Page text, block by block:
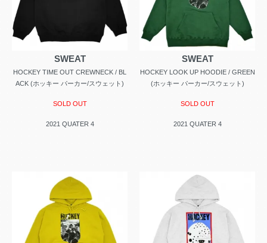
SWEAT
HOCKEY TIME OUT CREWNECK / BL
ACK (ホッキー パーカー/スウェット)
SOLD OUT
2021 QUATER 4
SWEAT
HOCKEY LOOK UP HOODIE / GREEN
(ホッキー パーカー/スウェット)
SOLD OUT
2021 QUATER 4